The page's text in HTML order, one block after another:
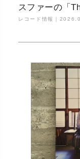
スファーの「
レコード情報｜